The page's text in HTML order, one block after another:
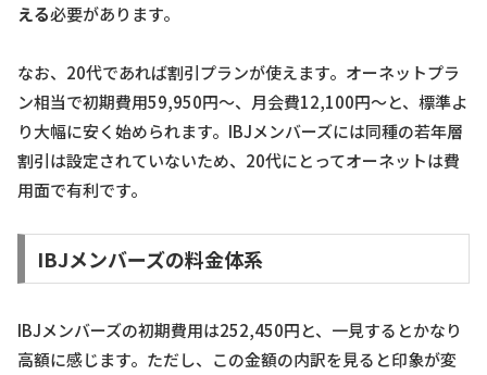
える必要があります。
なお、20代であれば割引プランが使えます。オーネットプラ
ン相当で初期費用59,950円〜、月会費12,100円〜と、標準よ
り大幅に安く始められます。IBJメンバーズには同種の若年層
割引は設定されていないため、20代にとってオーネットは費
用面で有利です。
IBJメンバーズの料金体系
IBJメンバーズの初期費用は252,450円と、一見するとかなり
高額に感じます。ただし、この金額の内訳を見ると印象が変